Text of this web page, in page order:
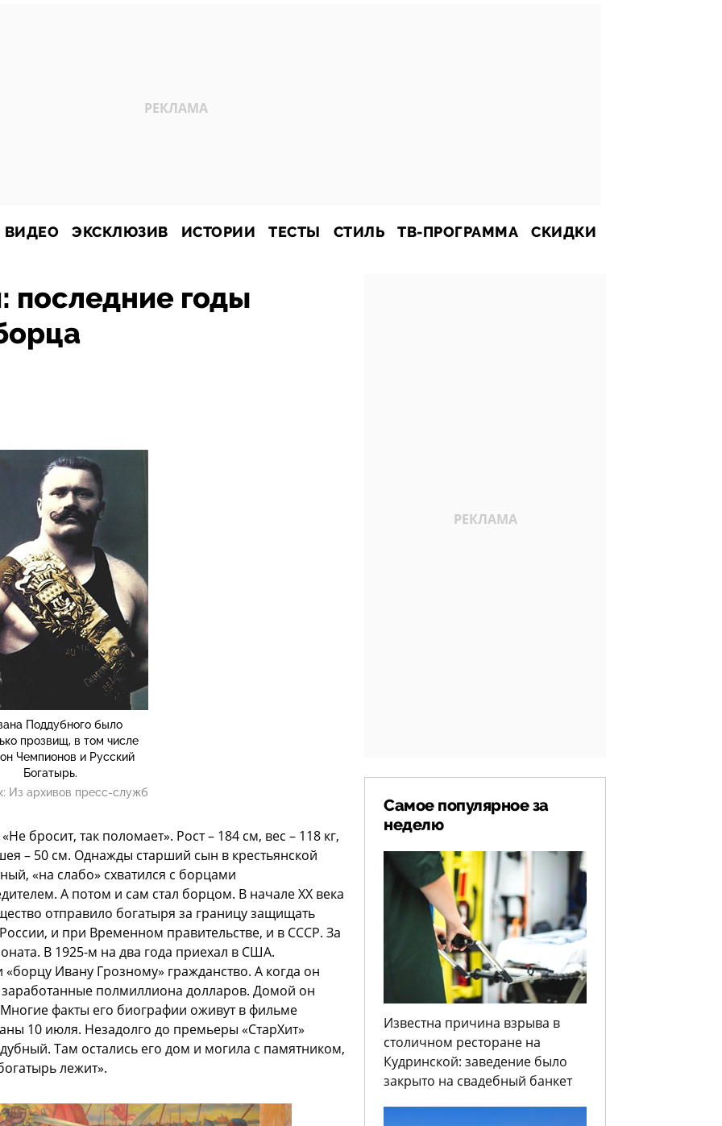
ВИДЕО ЭКСКЛЮЗИВ ИСТОРИИ ТЕСТЫ СТИЛЬ ТВ-ПРОГРАММА СКИДКИ
годы
Поддубного было
прозвищ, в том числе
Чемпионов и Русский
Богатырь.
Из архивов пресс-служб
бросит, так поломает». Рост – 184 см, вес – 118 кг,
– 50 см. Однажды старший сын в крестьянской
«на слабо» схватился с борцами
А потом и сам стал борцом. В начале XX века
отправило богатыря за границу защищать
и при Временном правительстве, и в СССР. За
В 1925-м на два года приехал в США.
Ивану Грозному» гражданство. А когда он
заработанные полмиллиона долларов. Домой он
факты его биографии оживут в фильме
10 июля. Незадолго до премьеры «СтарХит»
Там остались его дом и могила с памятником,
лежит».
Самое популярное за
неделю
Известна причина взрыва в
столичном ресторане на
Кудринской: заведение было
закрыто на свадебный банкет